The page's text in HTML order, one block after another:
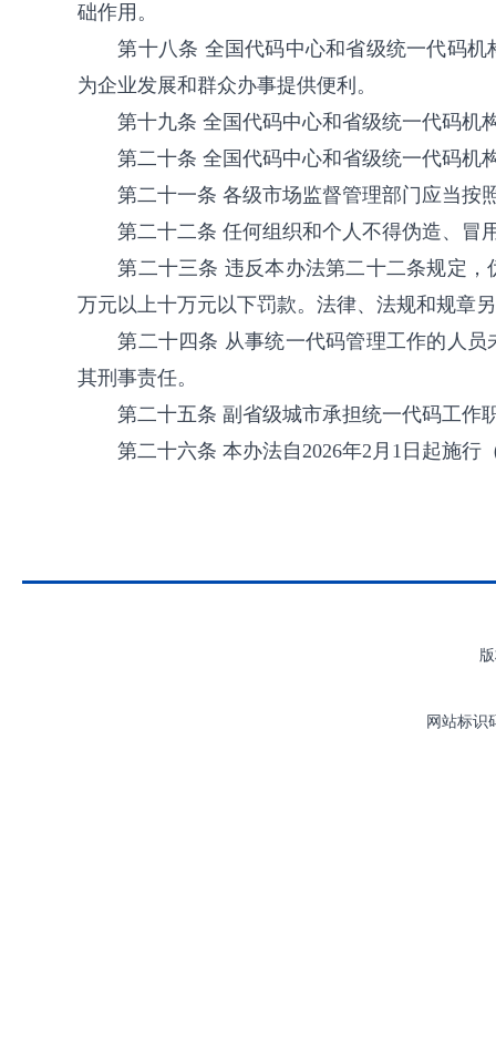
础作用。
第十八条 全国代码中心和省级统一代码
为企业发展和群众办事提供便利。
第十九条 全国代码中心和省级统一代码机
第二十条 全国代码中心和省级统一代码机
第二十一条 各级市场监督管理部门应当按
第二十二条 任何组织和个人不得伪造、冒
第二十三条 违反本办法第二十二条规定
万元以上十万元以下罚款。法律、法规和规章
第二十四条 从事统一代码管理工作的人
其刑事责任。
第二十五条 副省级城市承担统一代码工作
第二十六条 本办法自2026年2月1日起施行
网站标识